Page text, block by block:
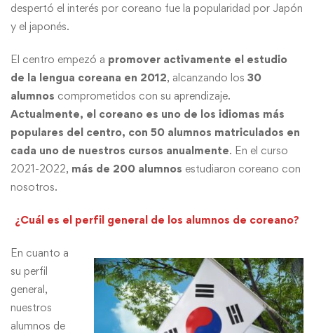
despertó el interés por coreano fue la popularidad por Japón
y el japonés.
El centro empezó a promover activamente el estudio
de la lengua coreana en 2012, alcanzando los 30
alumnos comprometidos con su aprendizaje.
Actualmente, el coreano es uno de los idiomas más
populares del centro, con 50 alumnos matriculados en
cada uno de nuestros cursos anualmente. En el curso
2021-2022, más de 200 alumnos estudiaron coreano con
nosotros.
¿Cuál es el perfil general de los alumnos de coreano?
En cuanto a
su perfil
general,
nuestros
alumnos de